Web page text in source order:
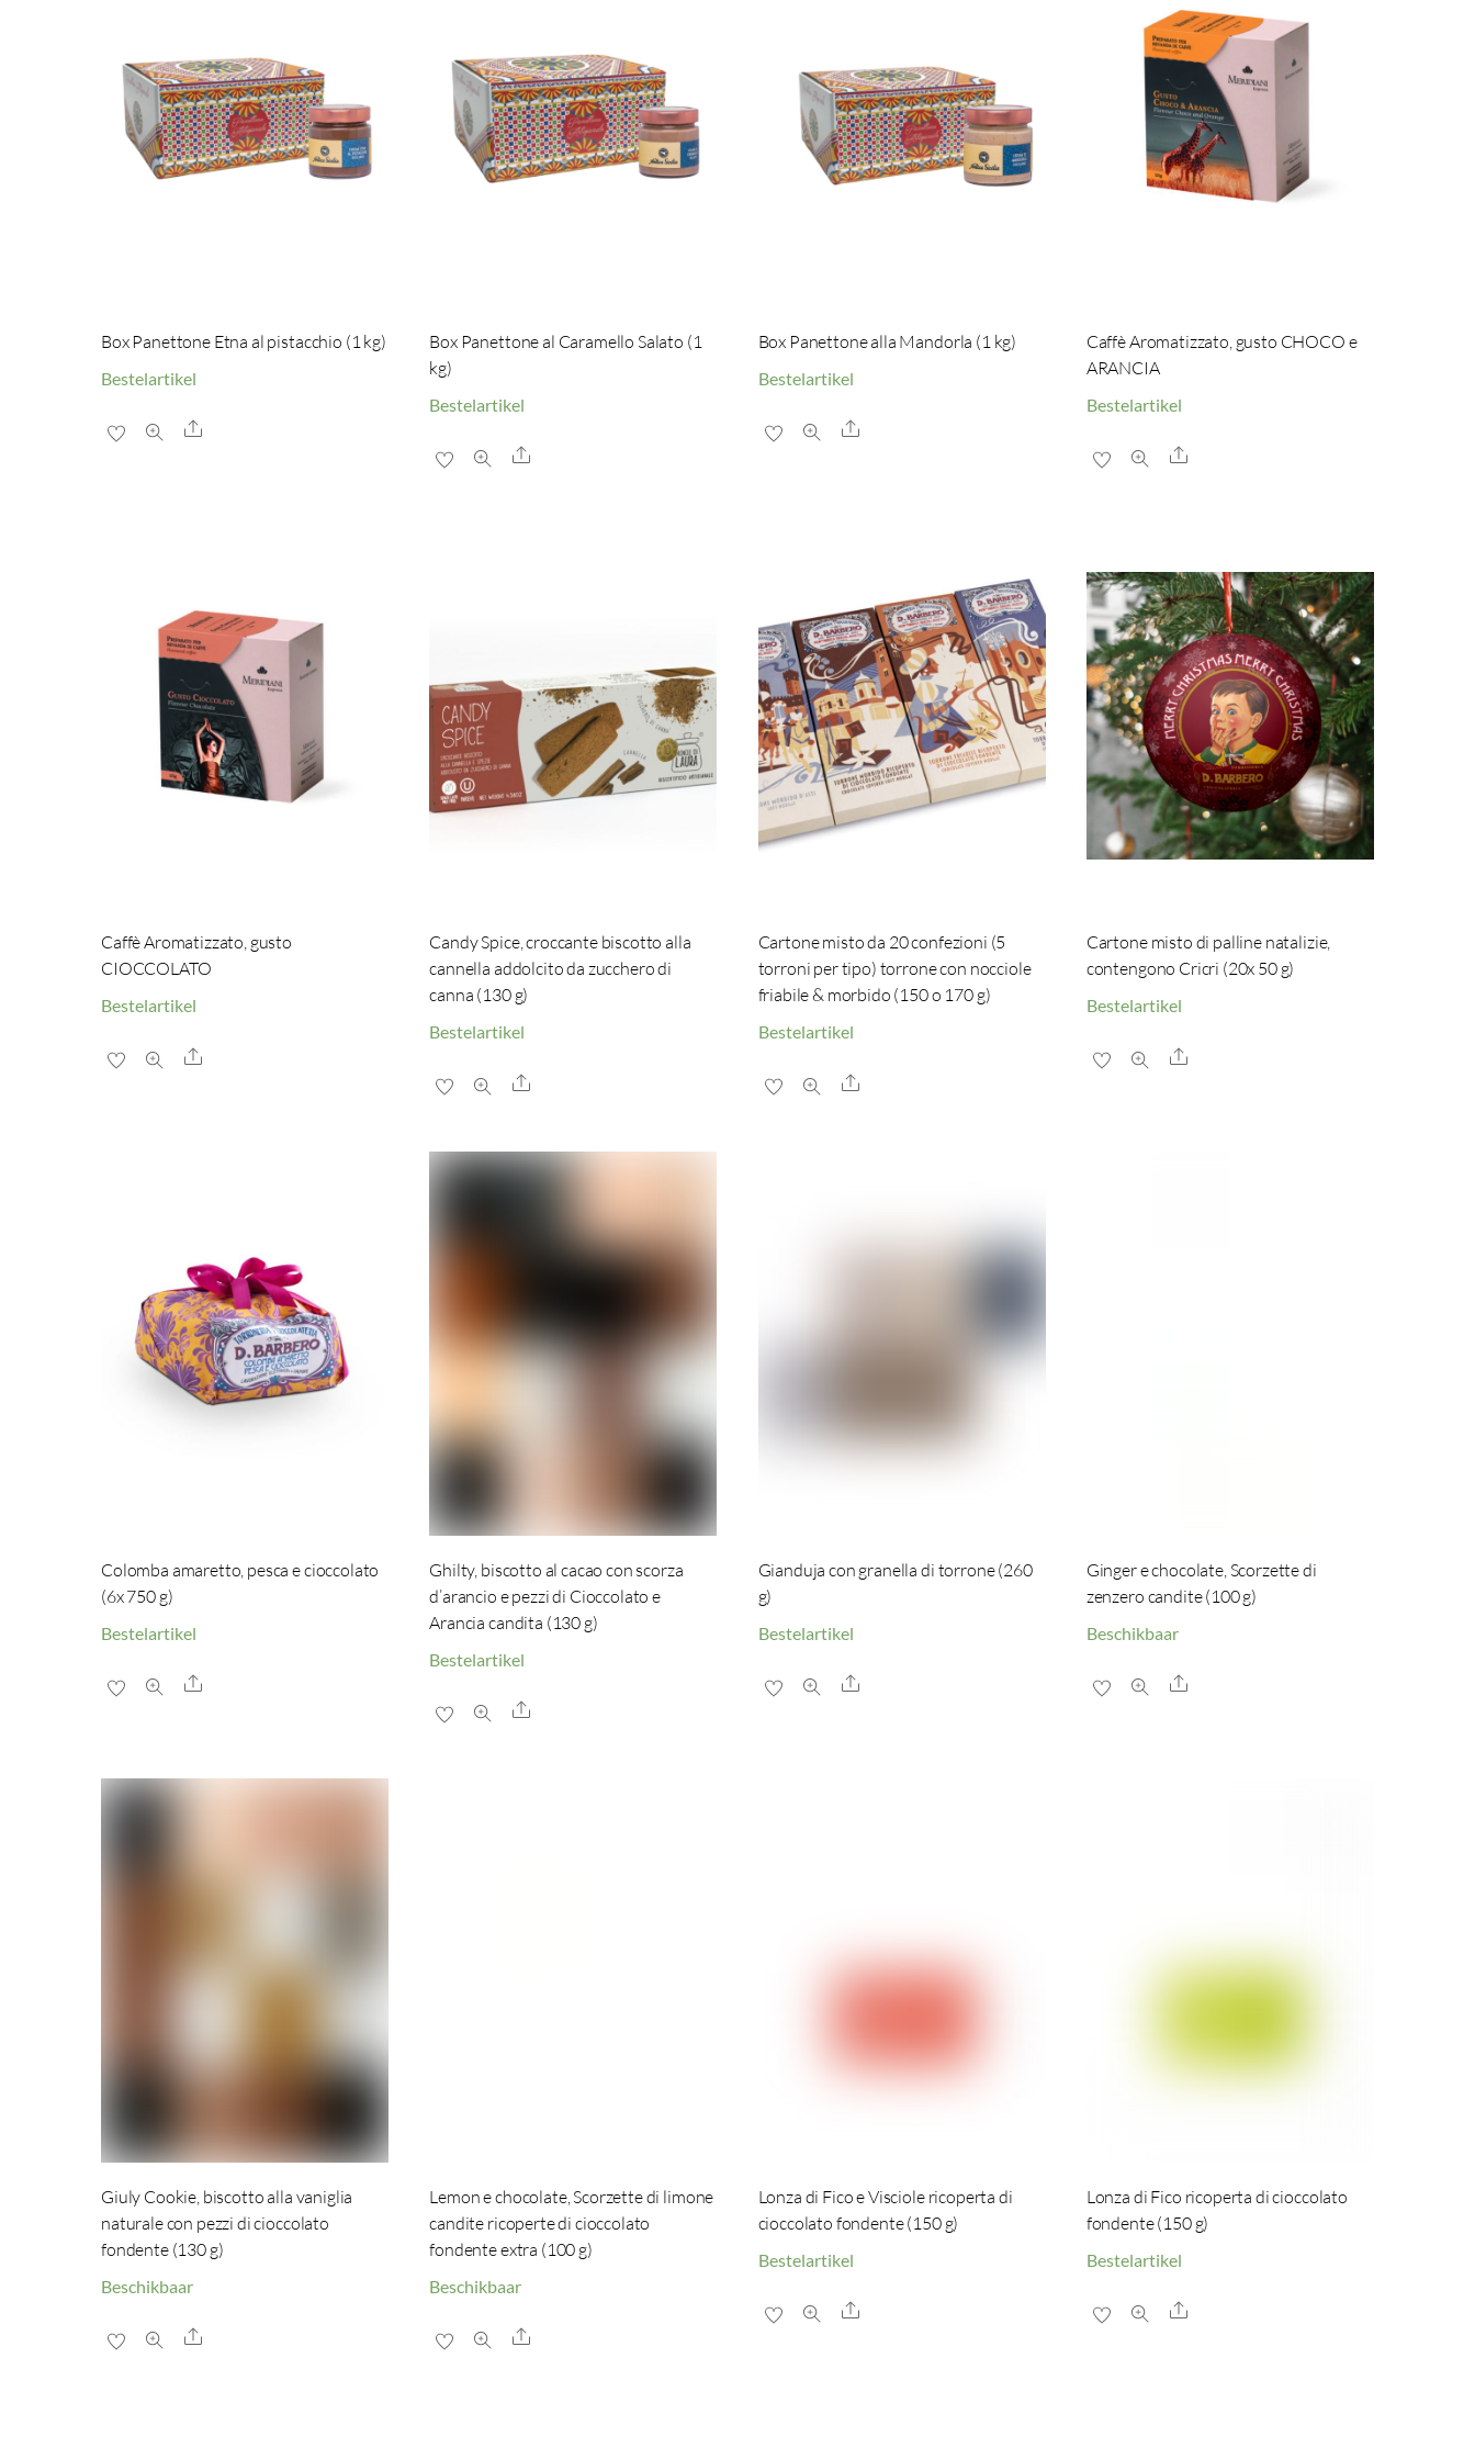
Box Panettone Etna al pistacchio (1 kg)
Bestelartikel
Share
Box Panettone al Caramello Salato (1
kg)
Bestelartikel
Share
Box Panettone alla Mandorla (1 kg)
Bestelartikel
Share
Caffè Aromatizzato, gusto CHOCO e
ARANCIA
Bestelartikel
Share
Caffè Aromatizzato, gusto
CIOCCOLATO
Bestelartikel
Share
Candy Spice, croccante biscotto alla
cannella addolcito da zucchero di
canna (130 g)
Bestelartikel
Share
Cartone misto da 20 confezioni (5
torroni per tipo) torrone con nocciole
friabile & morbido (150 o 170 g)
Bestelartikel
Share
Cartone misto di palline natalizie,
contengono Cricri (20x 50 g)
Bestelartikel
Share
Colomba amaretto, pesca e cioccolato
(6x 750 g)
Bestelartikel
Share
Ghilty, biscotto al cacao con scorza
d’arancio e pezzi di Cioccolato e
Arancia candita (130 g)
Bestelartikel
Share
Gianduja con granella di torrone (260
g)
Bestelartikel
Share
Ginger e chocolate, Scorzette di
zenzero candite (100 g)
Beschikbaar
Share
Giuly Cookie, biscotto alla vaniglia
naturale con pezzi di cioccolato
fondente (130 g)
Beschikbaar
Share
Lemon e chocolate, Scorzette di limone
candite ricoperte di cioccolato
fondente extra (100 g)
Beschikbaar
Share
Lonza di Fico e Visciole ricoperta di
cioccolato fondente (150 g)
Bestelartikel
Share
Lonza di Fico ricoperta di cioccolato
fondente (150 g)
Bestelartikel
Share